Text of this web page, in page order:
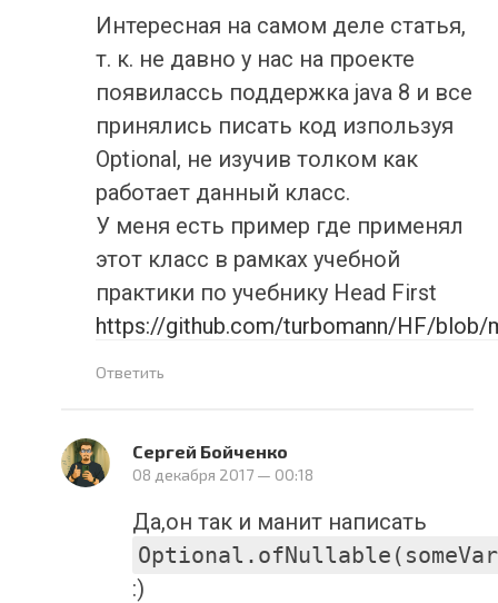
Интересная на самом деле статья,
т. к. не давно у нас на проекте
появилассь поддержка java 8 и все
принялись писать код изпользуя
Optional, не изучив толком как
работает данный класс.
У меня есть пример где применял
этот класс в рамках учебной
практики по учебнику Head First
https://github.com/turbomann/HF/
Ответить
Сергей Бойченко
08 декабря 2017— 00:18
Да,он так и манит написать
:)